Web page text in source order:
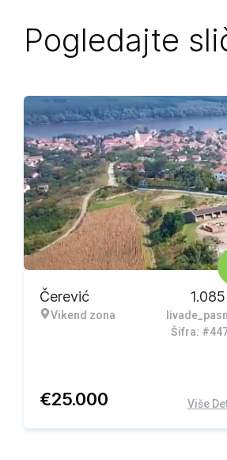
Pogledajte
Čerević
Vikend zona
1.085
Šifra:
€25.000 Više